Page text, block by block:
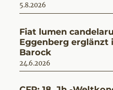
5.8.2026
Fiat lumen
Eggenberg erglänzt
Barock
24.6.2026